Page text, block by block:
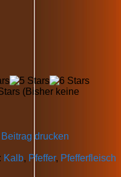
(Bisher keine
drucken
Kalb, Pfeffer, Pfefferfleisch